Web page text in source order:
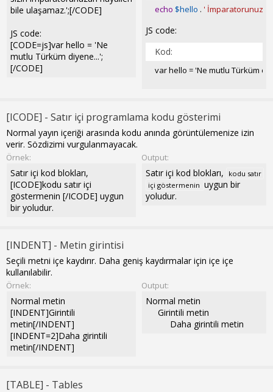
bile ulaşamaz.';[/CODE]
JS code:
[CODE=js]var hello = 'Ne
mutlu Türküm diyene...';
[/CODE]
echo $hello . ' İmparatorunuza
JS code:
Kod:
var hello = 'Ne mutlu Türküm
[ICODE] - Satır içi programlama kodu gösterimi
Normal yayın içeriği arasında kodu anında görüntülemenize izin
verir. Sözdizimi vurgulanmayacak.
Örnek:
Satır içi kod blokları,
[ICODE]kodu satır içi
göstermenin [/ICODE] uygun
bir yoludur.
Output:
Satır içi kod blokları,
kodu satır
içi göstermenin uygun bir
yoludur.
[INDENT] - Metin girintisi
Seçili metni içe kaydırır. Daha geniş kaydırmalar için içe içe
kullanılabilir.
Örnek:
Normal metin
[INDENT]Girintili
metin[/INDENT]
[INDENT=2]Daha girintili
metin[/INDENT]
Output:
Normal metin
Girintili metin​
Daha girintili metin​
[TABLE] - Tables